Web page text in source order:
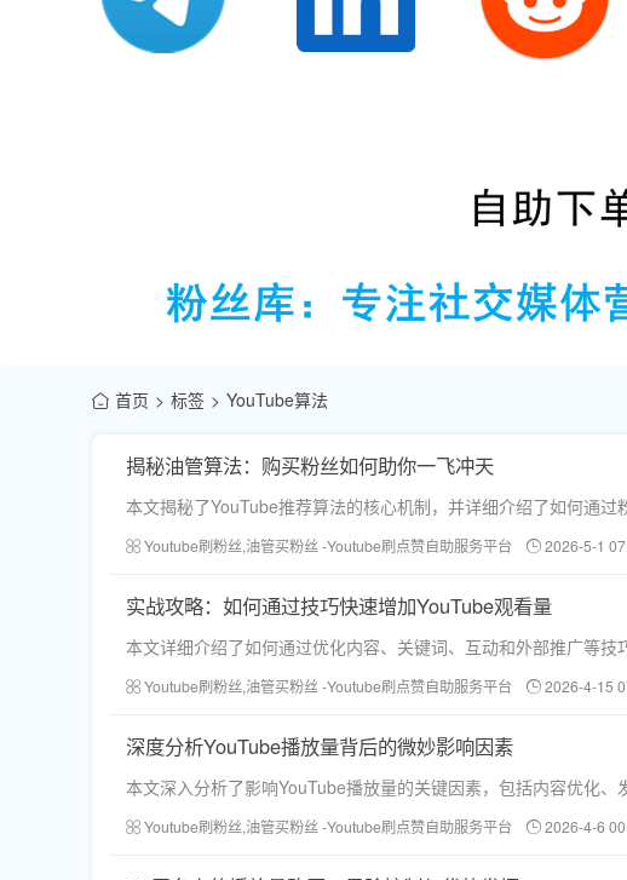
首页 标签 YouTube算法
揭秘油管算法：购买粉丝如何助你一飞冲天
本文揭秘了YouTube推荐算法的核心机制，并详细介绍了如何通
Youtube刷粉丝,油管买粉丝 -Youtube刷点赞自助服务平台 2026-5-1
实战攻略：如何通过技巧快速增加YouTube观看量
本文详细介绍了如何通过优化内容、关键词、互动和外部推广等
Youtube刷粉丝,油管买粉丝 -Youtube刷点赞自助服务平台 2026-4-15
深度分析YouTube播放量背后的微妙影响因素
本文深入分析了影响YouTube播放量的关键因素，包括内容优化
Youtube刷粉丝,油管买粉丝 -Youtube刷点赞自助服务平台 2026-4-6